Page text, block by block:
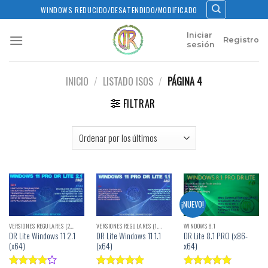
to
content
WINDOWS REDUCIDO/DESATENDIDO/MODIFICADO
Iniciar
sesión
Registro
INICIO / LISTADO ISOS / PÁGINA 4
FILTRAR
DR Lite Windows 11 2.1
(x64)
DR Lite Windows 11 1.1
(x64)
¡NUEVO!
WINDOWS 8.1
DR Lite 8.1 PRO (x86-
x64)